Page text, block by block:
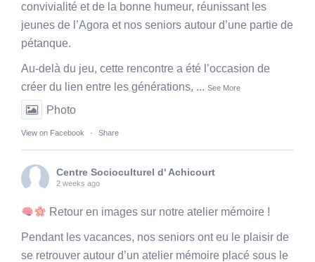
convivialité et de la bonne humeur, réunissant les
jeunes de l’Agora et nos seniors autour d’une partie de
pétanque.
Au-delà du jeu, cette rencontre a été l’occasion de
créer du lien entre les générations, ... See More
Photo
View on Facebook · Share
Centre Socioculturel d' Achicourt
2 weeks ago
Retour en images sur notre atelier mémoire !
Pendant les vacances, nos seniors ont eu le plaisir de
se retrouver autour d’un atelier mémoire placé sous le